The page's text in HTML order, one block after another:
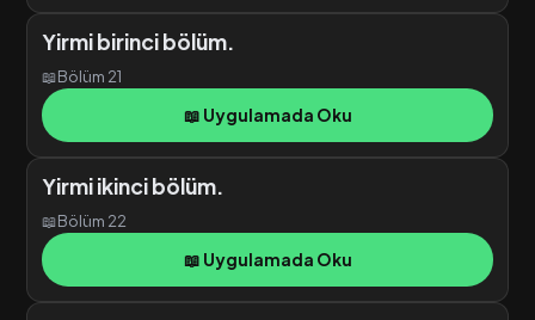
Yirmi birinci bölüm.
📖Bölüm 21
📖 Uygulamada Oku
Yirmi ikinci bölüm.
📖Bölüm 22
📖 Uygulamada Oku